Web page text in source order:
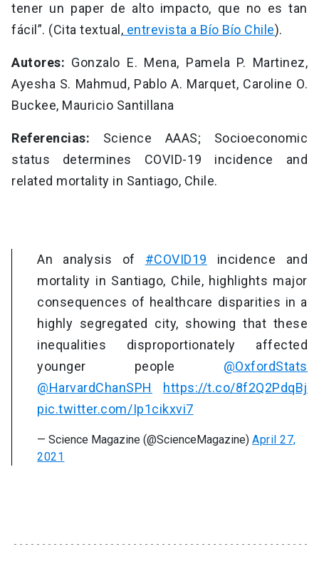
tener un paper de alto impacto, que no es tan
fácil”. (Cita textual, entrevista a Bío Bío Chile).
Autores: Gonzalo E. Mena, Pamela P. Martinez,
Ayesha S. Mahmud, Pablo A. Marquet, Caroline O.
Buckee, Mauricio Santillana
Referencias: Science AAAS; Socioeconomic
status determines COVID-19 incidence and
related mortality in Santiago, Chile.
An analysis of #COVID19 incidence and
mortality in Santiago, Chile, highlights major
consequences of healthcare disparities in a
highly segregated city, showing that these
inequalities disproportionately affected
younger people @OxfordStats
@HarvardChanSPH
https://t.co/8f2Q2PdqBj
pic.twitter.com/Ip1cikxvi7
— Science Magazine (@ScienceMagazine)April 27,
2021